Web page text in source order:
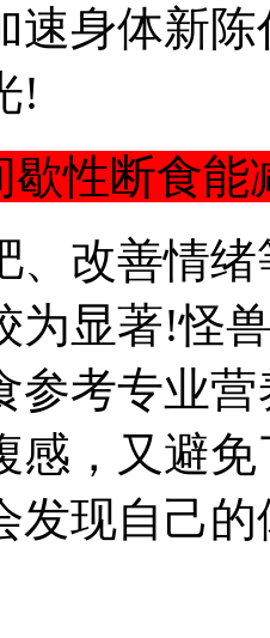
速身体新
!
歇性断食能
、改善情
为显著!怪
参考专业
感，又避
发现自己